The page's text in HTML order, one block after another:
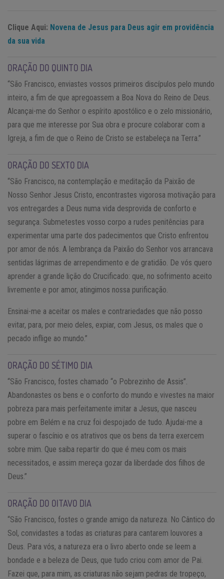
Clique Aqui: Novena de Jesus para Deus agir em providência
da sua vida
ORAÇÃO DO QUINTO DIA
“São Francisco, enviastes vossos primeiros discípulos pelo mundo
inteiro, a fim de que apregoassem a Boa Nova do Reino de Deus.
Alcançai-me do Senhor o espírito apostólico e o zelo missionário,
para que me interesse por Sua obra e procure colaborar com a
Igreja, a fim de que o Reino de Cristo se estabeleça na Terra.”
ORAÇÃO DO SEXTO DIA
“São Francisco, na contemplação e meditação da Paixão de
Nosso Senhor Jesus Cristo, encontrastes vigorosa motivação para
vos entregardes a Deus numa vida desprovida de conforto e
segurança. Submetestes vosso corpo a rudes penitências para
experimentar uma parte dos padecimentos que Cristo enfrentou
por amor de nós. A lembrança da Paixão do Senhor vos arrancava
sentidas lágrimas de arrependimento e de gratidão. De vós quero
aprender a grande lição do Crucificado: que, no sofrimento aceito
livremente e por amor, atingimos nossa purificação.
Ensinai-me a aceitar os males e contrariedades que não posso
evitar, para, por meio deles, expiar, com Jesus, os males que o
pecado inflige ao mundo.”
ORAÇÃO DO SÉTIMO DIA
“São Francisco, fostes chamado “o Pobrezinho de Assis”.
Abandonastes os bens e o conforto do mundo e vivestes na maior
pobreza para mais perfeitamente imitar a Jesus, que nasceu
pobre em Belém e na cruz foi despojado de tudo. Ajudai-me a
superar o fascínio e os atrativos que os bens da terra exercem
sobre mim. Que saiba repartir do que é meu com os mais
necessitados, e assim mereça gozar da liberdade dos filhos de
Deus.”
ORAÇÃO DO OITAVO DIA
“São Francisco, fostes o grande amigo da natureza. No Cântico do
Sol, convidastes a todas as criaturas para cantarem louvores a
Deus. Para vós, a natureza era o livro aberto onde se leem a
bondade e a beleza de Deus, que tudo criou com amor de Pai.
Fazei que, para mim, as criaturas não sejam pedras de tropeço,